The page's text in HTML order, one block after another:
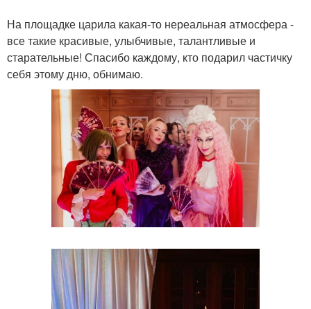
На площадке царила какая-то нереальная атмосфера -
все такие красивые, улыбчивые, талантливые и
старательные! Спасибо каждому, кто подарил частичку
себя этому дню, обнимаю.